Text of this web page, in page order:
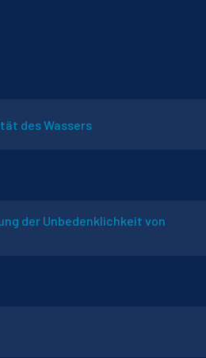
des Wassers
der Unbedenklichkeit von